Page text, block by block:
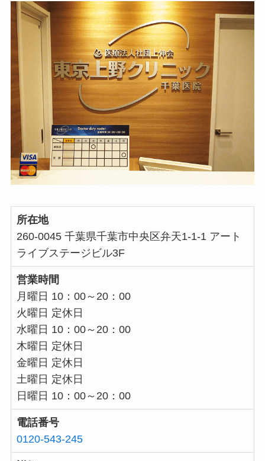
所在地
260-0045 千葉県千葉市中央区弁天1-1-1 アート
ライブステージビル3F
営業時間
月曜日 10：00～20：00
火曜日 定休日
水曜日 10：00～20：00
木曜日 定休日
金曜日 定休日
土曜日 定休日
日曜日 10：00～20：00
電話番号
0120-543-245